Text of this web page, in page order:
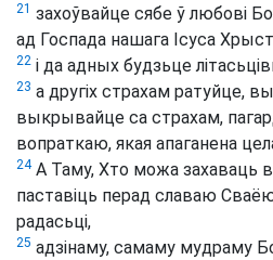
21 захоўвайце сябе ў любові
ад Госпада нашага Ісуса
22 і да адных будзьце
23 а другіх страхам ратуйце,
выкрывайце са страхам,
вопраткаю, якая апаганена
24А Таму, Хто можа захаваць
паставіць перад славаю
радасьці,
25 адзінаму, самаму мудраму